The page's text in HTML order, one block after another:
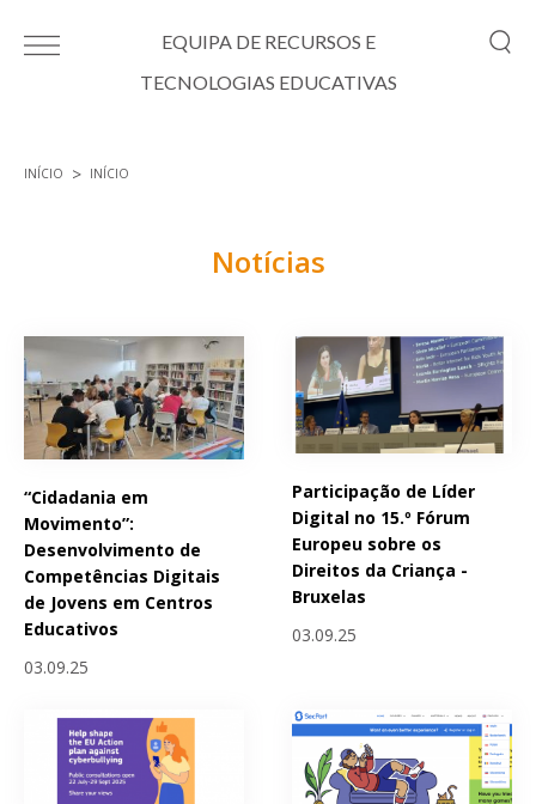
EQUIPA DE RECURSOS E
TECNOLOGIAS EDUCATIVAS
INÍCIO INÍCIO
Notícias
“Cidadania em
Movimento”:
Desenvolvimento de
Competências Digitais
de Jovens em Centros
Educativos
03.09.25
Participação de Líder
Digital no 15.º Fórum
Europeu sobre os
Direitos da Criança -
Bruxelas
03.09.25
Páginas